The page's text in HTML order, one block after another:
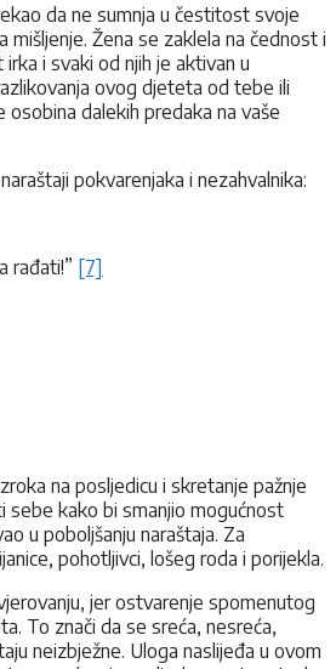
da ne sumnja u čestitost svoje
mišljenje. Žena se zaklela na čednost i
i svaki od njih je aktivan u
ovog djeteta od tebe ili
dalekih predaka na vaše
pokvarenjaka i nezahvalnika:
rađati!” [7]
na posljedicu i skretanje pažnje
sebe kako bi smanjio mogućnost
u poboljšanju naraštaja. Za
pohotljivci, lošeg roda i porijekla.
jer ostvarenje spomenutog
To znači da se sreća, nesreća,
neizbježne. Uloga naslijeđa u ovom